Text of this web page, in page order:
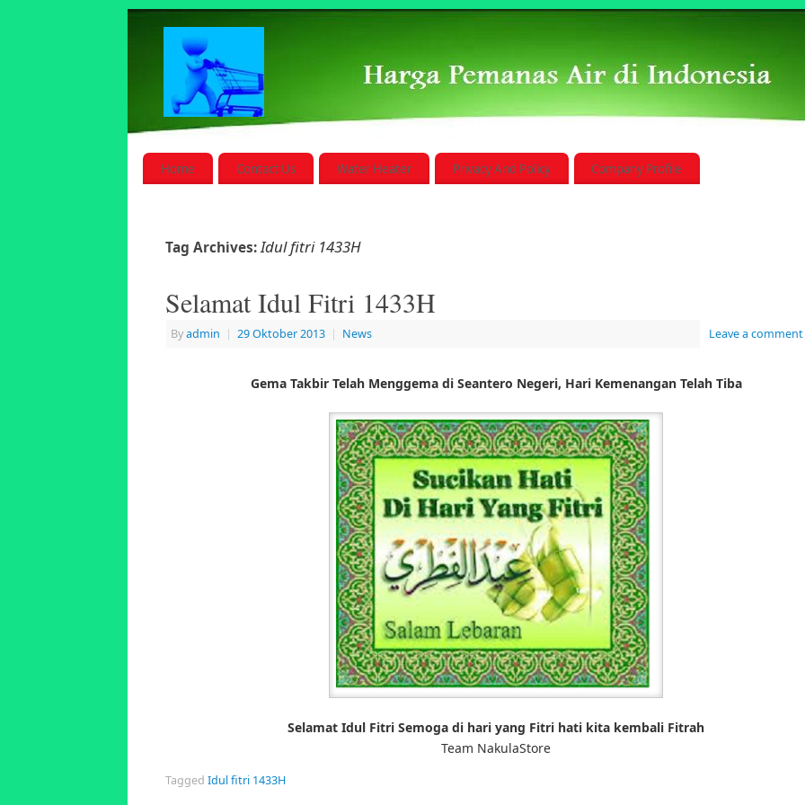
Home Contact Us Water Heater Privacy And Policy Company Profile
Tag Archives:Idul fitri 1433H
Selamat Idul Fitri 1433H
Byadmin | 29 Oktober 2013 | News Leave a comment
Gema Takbir Telah Menggema di Seantero Negeri, Hari Kemenangan Telah Tiba
Selamat Idul Fitri Semoga di hari yang Fitri hati kita kembali Fitrah
Team NakulaStore
Tagged Idul fitri 1433H